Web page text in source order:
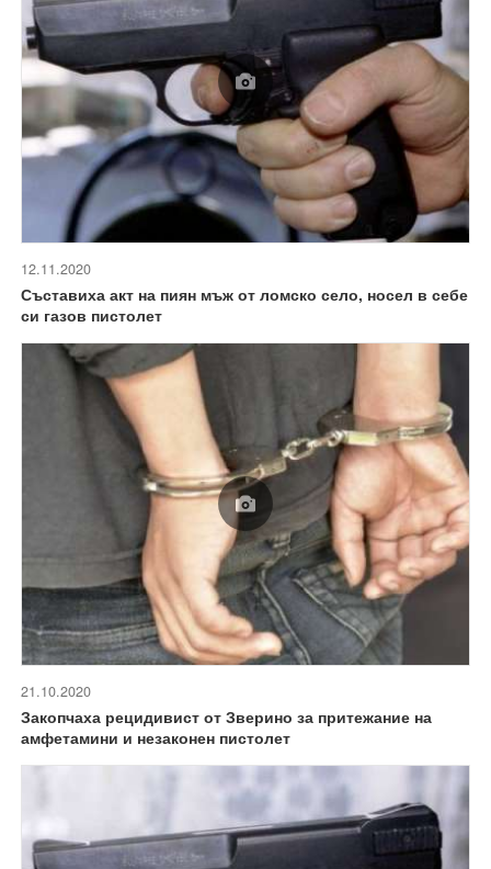
12.11.2020
Съставиха акт на пиян мъж от ломско село, носел в себе
си газов пистолет
21.10.2020
Закопчаха рецидивист от Зверино за притежание на
амфетамини и незаконен пистолет